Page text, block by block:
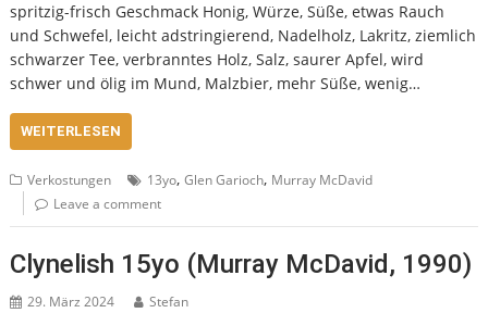
spritzig-frisch Geschmack Honig, Würze, Süße, etwas Rauch
und Schwefel, leicht adstringierend, Nadelholz, Lakritz, ziemlich
schwarzer Tee, verbranntes Holz, Salz, saurer Apfel, wird
schwer und ölig im Mund, Malzbier, mehr Süße, wenig…
WEITERLESEN
Verkostungen 13yo,Glen Garioch, Murray McDavid
Leave a comment
Clynelish 15yo (Murray McDavid, 1990)
29. März 2024 Stefan